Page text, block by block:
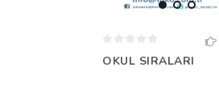
OKUL SIRALARI